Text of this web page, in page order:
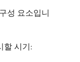
성 요소입니
할 시기: